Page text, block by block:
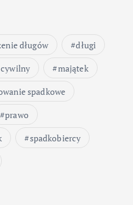
długów
długi
majątek
spadkowe
prawo
spadkobiercy